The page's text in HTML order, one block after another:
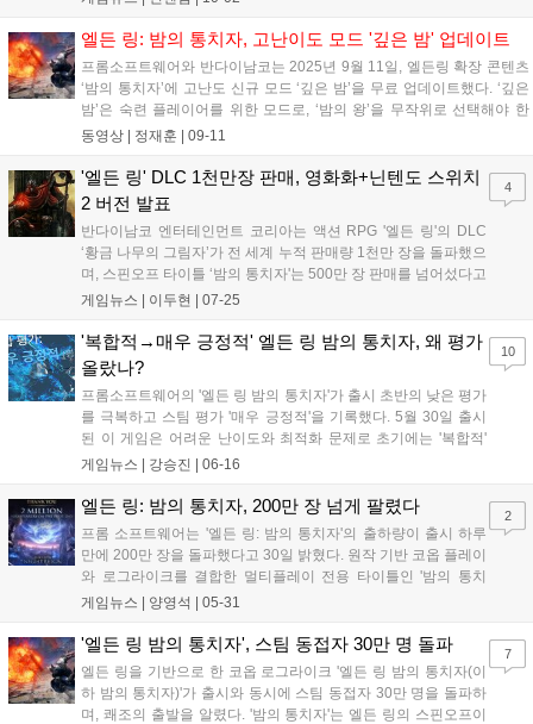
속도가 더욱 빨라질 것을 실감하게 합...
엘든 링: 밤의 통치자, 고난이도 모드 '깊은 밤' 업데이트
프롬소프트웨어와 반다이남코는 2025년 9월 11일, 엘든링 확장 콘텐츠
‘밤의 통치자’에 고난도 신규 모드 ‘깊은 밤’을 무료 업데이트했다. ‘깊은
밤’은 숙련 플레이어를 위한 모드로, ‘밤의 왕’을 무작위로 선택해야 한
다. 지형 변화 시스템은 비활성화되며, ‘심층 유물’은 강력한 효과와 패널
없는 전투’가 도입되어 생존 시간과 처치한 적을 기준으로 평가받는다....
동영상 | 정재훈 | 09-11
'엘든 링' DLC 1천만장 판매, 영화화+닌텐도 스위치
2 버전 발표
반다이남코 엔터테인먼트 코리아는 액션 RPG '엘든 링'의 DLC
‘황금 나무의 그림자’가 전 세계 누적 판매량 1천만 장을 돌파했으
며, 스핀오프 타이틀 ‘밤의 통치자'는 500만 장 판매를 넘어섰다고
발표했다. 2022년 GOTY를 수상한 ‘엘든 링’의 DLC로 지난 6월
매량 1천만 장...
게임뉴스 | 이두현 | 07-25
4
'복합적→매우 긍정적' 엘든 링 밤의 통치자, 왜 평가
올랐나?
프롬소프트웨어의 '엘든 링 밤의 통치자'가 출시 초반의 낮은 평가
를 극복하고 스팀 평가 '매우 긍정적'을 기록했다. 5월 30일 출시
된 이 게임은 어려운 난이도와 최적화 문제로 초기에는 '복합적'
평가를 받았으나, 유저들이 게임에 적응하고 공략이 확산되면서
력이 활발해지면서 게임의 재미가 부각되었다. 프롬소프트웨어
는 꾸준한 패치와 함께 듀오 플레이 추가, DLC 출시 등으로 게임
을 확장할 계획이다....
게임뉴스 | 강승진 | 06-16
10
엘든 링: 밤의 통치자, 200만 장 넘게 팔렸다
프롬 소프트웨어는 '엘든 링: 밤의 통치자'의 출하량이 출시 하루
만에 200만 장을 돌파했다고 30일 밝혔다. 원작 기반 코옵 플레이
와 로그라이크를 결합한 멀티플레이 전용 타이틀인 '밤의 통치
자'는 출시와 함께 스팀 동시 접속자 수 30만 명을 넘어서는 등 인
레이 탐험 개선이 이루어질 예정이다....
게임뉴스 | 양영석 | 05-31
2
'엘든 링 밤의 통치자', 스팀 동접자 30만 명 돌파
엘든 링을 기반으로 한 코옵 로그라이크 '엘든 링 밤의 통치자(이
하 밤의 통치자)'가 출시와 동시에 스팀 동접자 30만 명을 돌파하
며, 쾌조의 출발을 알렸다. '밤의 통치자'는 엘든 링의 스핀오프이
7